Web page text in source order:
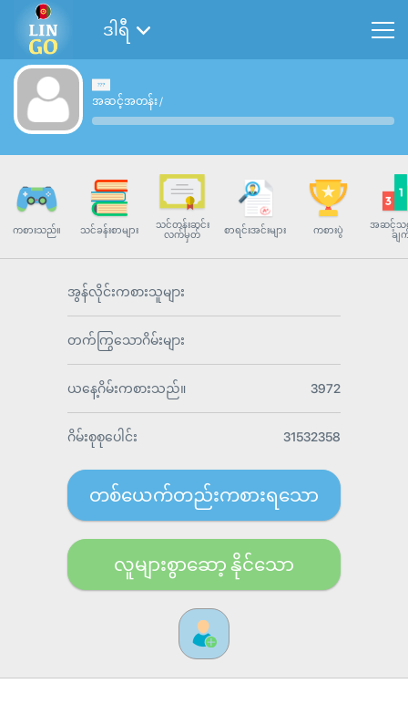
ဒါရီ
အဆင့်အတန်း/
ကစားသည်။ သင်ခန်းစာများ
သင်တန်းဆင်း
လက်မှတ်
စာရင်းအင်းများ ကစားပွဲ
အဆင့်သ
ချ
အွန်လိုင်းကစားသူများ
တက်ကြွသောဂိမ်းများ
ယနေ့ဂိမ်းကစားသည်။ 3972
ဂိမ်းစုစုပေါင်း 31532358
တစ်ယေက်တည်းကစားရသော
လူများစွာဆော့ နိုင်သော